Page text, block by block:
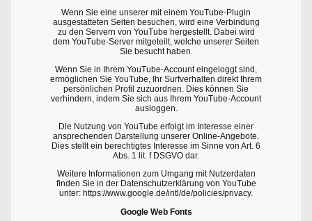
Wenn Sie eine unserer mit einem YouTube-Plugin
ausgestatteten Seiten besuchen, wird eine Verbindung
zu den Servern von YouTube hergestellt. Dabei wird
dem YouTube-Server mitgeteilt, welche unserer Seiten
Sie besucht haben.
Wenn Sie in Ihrem YouTube-Account eingeloggt sind,
ermöglichen Sie YouTube, Ihr Surfverhalten direkt Ihrem
persönlichen Profil zuzuordnen. Dies können Sie
verhindern, indem Sie sich aus Ihrem YouTube-Account
ausloggen.
Die Nutzung von YouTube erfolgt im Interesse einer
ansprechenden Darstellung unserer Online-Angebote.
Dies stellt ein berechtigtes Interesse im Sinne von Art. 6
Abs. 1 lit. f DSGVO dar.
Weitere Informationen zum Umgang mit Nutzerdaten
finden Sie in der Datenschutzerklärung von YouTube
unter: https://www.google.de/intl/de/policies/privacy.
Google Web Fonts